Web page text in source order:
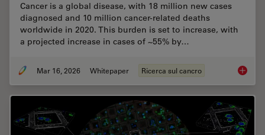
Cancer is a global disease, with 18 million new cases
diagnosed and 10 million cancer-related deaths
worldwide in 2020. This burden is set to increase, with
a projected increase in cases of ~55% by…
Mar 16, 2026 Whitepaper Ricerca sul cancro